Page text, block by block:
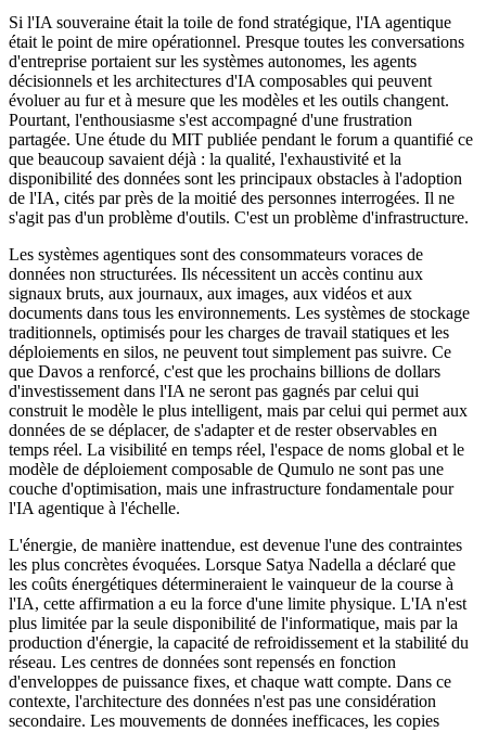
Si l'IA souveraine était la toile de fond stratégique, l'IA agentique
était le point de mire opérationnel. Presque toutes les conversations
d'entreprise portaient sur les systèmes autonomes, les agents
décisionnels et les architectures d'IA composables qui peuvent
évoluer au fur et à mesure que les modèles et les outils changent.
Pourtant, l'enthousiasme s'est accompagné d'une frustration
partagée. Une étude du MIT publiée pendant le forum a quantifié ce
que beaucoup savaient déjà : la qualité, l'exhaustivité et la
disponibilité des données sont les principaux obstacles à l'adoption
de l'IA, cités par près de la moitié des personnes interrogées. Il ne
s'agit pas d'un problème d'outils. C'est un problème d'infrastructure.
Les systèmes agentiques sont des consommateurs voraces de
données non structurées. Ils nécessitent un accès continu aux
signaux bruts, aux journaux, aux images, aux vidéos et aux
documents dans tous les environnements. Les systèmes de stockage
traditionnels, optimisés pour les charges de travail statiques et les
déploiements en silos, ne peuvent tout simplement pas suivre. Ce
que Davos a renforcé, c'est que les prochains billions de dollars
d'investissement dans l'IA ne seront pas gagnés par celui qui
construit le modèle le plus intelligent, mais par celui qui permet aux
données de se déplacer, de s'adapter et de rester observables en
temps réel. La visibilité en temps réel, l'espace de noms global et le
modèle de déploiement composable de Qumulo ne sont pas une
couche d'optimisation, mais une infrastructure fondamentale pour
l'IA agentique à l'échelle.
L'énergie, de manière inattendue, est devenue l'une des contraintes
les plus concrètes évoquées. Lorsque Satya Nadella a déclaré que
les coûts énergétiques détermineraient le vainqueur de la course à
l'IA, cette affirmation a eu la force d'une limite physique. L'IA n'est
plus limitée par la seule disponibilité de l'informatique, mais par la
production d'énergie, la capacité de refroidissement et la stabilité du
réseau. Les centres de données sont repensés en fonction
d'enveloppes de puissance fixes, et chaque watt compte. Dans ce
contexte, l'architecture des données n'est pas une considération
secondaire. Les mouvements de données inefficaces, les copies